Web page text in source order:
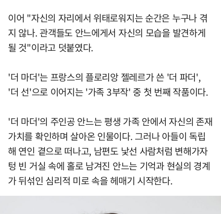
이어 "자신의 자리에서 위태로워지는 순간은 누구나 겪
지 않나. 관객들도 안느에게서 자신의 모습을 발견하게
될 것"이라고 덧붙였다.
'더 마더'는 프랑스의 플로리앙 젤레르가 쓴 '더 파더',
'더 선'으로 이어지는 '가족 3부작' 중 첫 번째 작품이다.
'더 마더'의 주인공 안느는 평생 가족 안에서 자신의 존재
가치를 확인하며 살아온 인물이다. 그러나 아들이 독립
해 연인 곁으로 떠나고, 남편도 낯선 사람처럼 변해가자
텅 빈 거실 속에 홀로 남겨진 안느는 기억과 현실의 경계
가 뒤섞인 심리적 미로 속을 헤매기 시작한다.